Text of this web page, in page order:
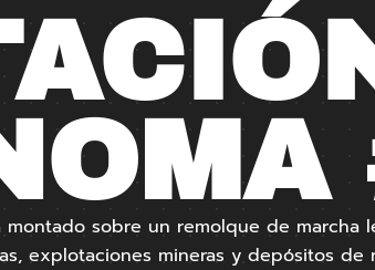
sobre un remolque de marcha
explotaciones mineras y depósitos